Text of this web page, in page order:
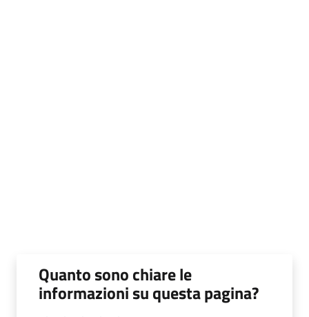
Quanto sono chiare le
informazioni su questa pagina?